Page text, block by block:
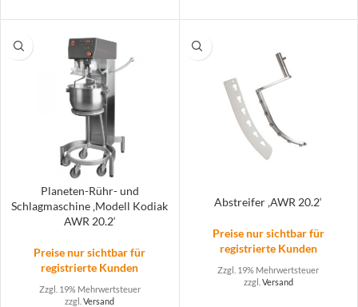
Planeten-Rühr- und
Schlagmaschine ‚Modell Kodiak
AWR 20.2‘
Preise nur sichtbar für
registrierte Kunden
Zzgl. 19% Mehrwertsteuer
zzgl.Versand
Abstreifer ‚AWR 20.2‘
Preise nur sichtbar für
registrierte Kunden
Zzgl. 19% Mehrwertsteuer
zzgl. Versand